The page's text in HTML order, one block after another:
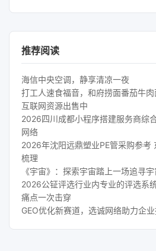
推荐阅读
海信中央空调，静享清凉一夜
打工人速食福音，和府捞面番茄牛肉
互联网资源出售中
2026四川成都小程序搭建服务商综
网络
2026年沈阳远鼎塑业PE管采购参考
梳理
《宇宙》：探索宇宙踏上一场追寻宇
2026公钲评选行业内专业的评选系
痛点一次击穿
GEO优化新赛道，选诚网络助力企